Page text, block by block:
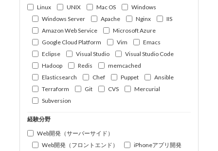
Linux
UNIX Mac OS
Windows
Windows Server
Apache Nginx
IIS
Amazon Web Service
Microsoft Azure
Google Cloud Platform
Vim
Emacs
Eclipse
Visual Studio
Visual Studio Code
Hadoop
Redis
memcached
Elasticsearch
Chef Puppet
Ansible
Terraform
Git CVS
Mercurial
Subversion
経験分野
Web開発（サーバーサイド）
Web開発（フロントエンド）
iPhoneアプリ開発